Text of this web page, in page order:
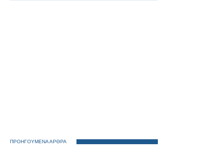
ΠΡΟΗΓΟΥΜΕΝΑ ΑΡΘΡΑ